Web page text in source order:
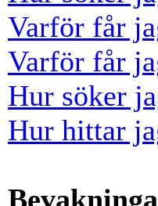
Varför får
Varför får
Hur söker
Hur hittar